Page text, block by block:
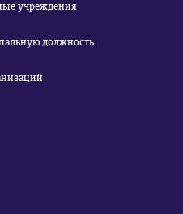
учреждения
должность